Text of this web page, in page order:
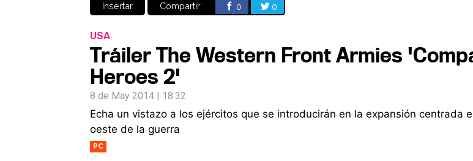
Insertar Compartir: 0 0
USA
Tráiler The Western Front Armies
Heroes 2'
8 de May 2014 | 18:32
Echa un vistazo a los ejércitos que se introducirán en la expansión centrada
oeste de la guerra
PC